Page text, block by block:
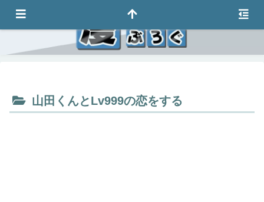
山田くんとLv999の恋をする